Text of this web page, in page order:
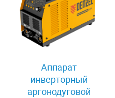
Аппарат
инверторный
аргонодуговой